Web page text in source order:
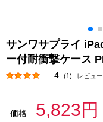
サンワサプライ
ー付耐衝撃ケース
4 (1) レビュ
価格 5,823円